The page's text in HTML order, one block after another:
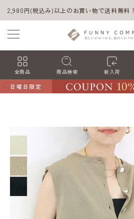
2,980円(税込み)以上のお買い物で送料無料！
全商品 商品検索 新入荷
ACCOUNT MENU
ようこそ ゲスト 様